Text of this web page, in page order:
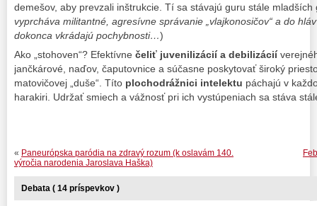
demešov, aby prevzali inštrukcie. Tí sa stávajú guru stále mladších
vyprcháva militantné, agresívne správanie „vlajkonosičov“ a do
dokonca vkrádajú pochybnosti…)
Ako „stohoven“? Efektívne čeliť juvenilizácií a debilizácií
jančkárové, naďov, čaputovnice a súčasne poskytovať široký
matovičovej „duše“. Títo plochodrážnici intelektu páchajú v
harakiri. Udržať smiech a vážnosť pri ich vystúpeniach sa stáva
« Paneurópska paródia na zdravý rozum (k oslavám 140.
výročia narodenia Jaroslava Haška)
Debata ( 14 príspevkov )